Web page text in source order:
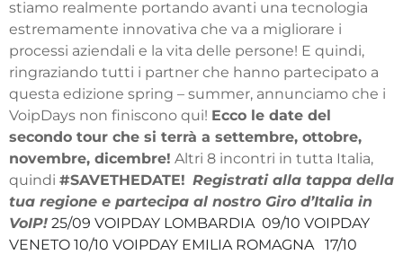
stiamo realmente portando avanti una tecnologia
estremamente innovativa che va a migliorare i
processi aziendali e la vita delle persone! E quindi,
ringraziando tutti i partner che hanno partecipato a
questa edizione spring – summer, annunciamo che i
VoipDays non finiscono qui! Ecco le date del
secondo tour che si terrà a settembre, ottobre,
novembre, dicembre! Altri 8 incontri in tutta Italia,
quindi #SAVETHEDATE! Registrati alla tappa della
tua regione e partecipa al nostro Giro d’Italia in
VoIP! 25/09 VOIPDAY LOMBARDIA 09/10 VOIPDAY
VENETO 10/10 VOIPDAY EMILIA ROMAGNA 17/10